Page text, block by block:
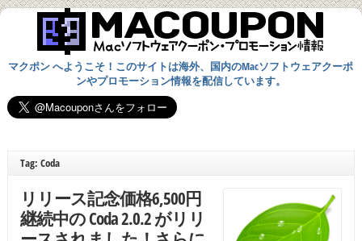
マクポン へようこそ！このサイトは海外、国内のMacソフトウェアクーポ
ンやプロモーション情報を配信しています。
Tag: Coda
リリース記念価格6,500円
継続中の Coda 2.0.2 がリリ